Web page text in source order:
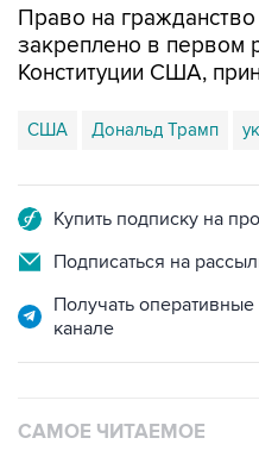
Право на
закреплено в первом
Конституции США,
США Дональд Трамп
Купить подписку на
Подписаться на
Получать
канале
САМОЕ ЧИТАЕМОЕ